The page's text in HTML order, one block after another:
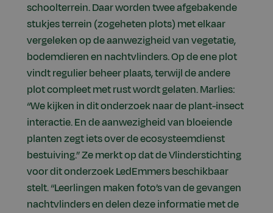
schoolterrein. Daar worden twee afgebakende
stukjes terrein (zogeheten plots) met elkaar
vergeleken op de aanwezigheid van vegetatie,
bodemdieren en nachtvlinders. Op de ene plot
vindt regulier beheer plaats, terwijl de andere
plot compleet met rust wordt gelaten. Marlies:
“We kijken in dit onderzoek naar de plant-insect
interactie. En de aanwezigheid van bloeiende
planten zegt iets over de ecosysteemdienst
bestuiving.” Ze merkt op dat de Vlinderstichting
voor dit onderzoek LedEmmers beschikbaar
stelt. “Leerlingen maken foto’s van de gevangen
nachtvlinders en delen deze informatie met de